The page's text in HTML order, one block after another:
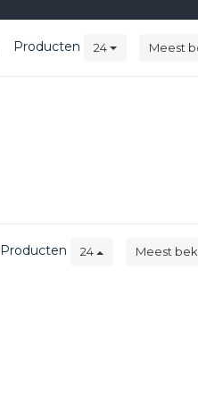
Producten 24 Meest
Producten 24 Meest